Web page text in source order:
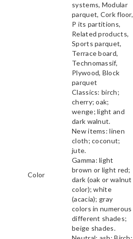
systems, Modular
parquet, Cork floor,
P its partitions,
Related products,
Sports parquet,
Terrace board,
Technomassif,
Plywood, Block
parquet
Color
Classics: birch;
cherry; oak;
wenge; light and
dark walnut.
New items: linen
cloth; coconut;
jute.
Gamma: light
brown or light red;
dark (oak or walnut
color); white
(acacia); gray
colors in numerous
different shades;
beige shades.